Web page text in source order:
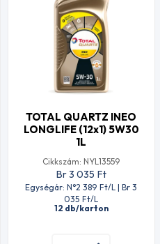
TOTAL QUARTZ INEO
LONGLIFE (12x1) 5W30
1L
Cikkszám: NYL13559
Br 3 035 Ft
Egységár: N°2 389 Ft/L | Br 3
035 Ft/L
12 db/karton